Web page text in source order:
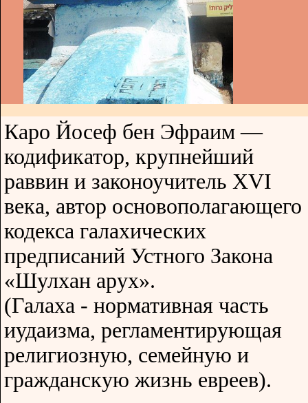
Каро Йосеф бен Эфраим —
кодификатор, крупнейший
раввин и законоучитель XVI
века, автор основополагающего
кодекса галахических
предписаний Устного Закона
«Шулхан арух».
(Галаха - нормативная часть
иудаизма, регламентирующая
религиозную, семейную и
гражданскую жизнь евреев).